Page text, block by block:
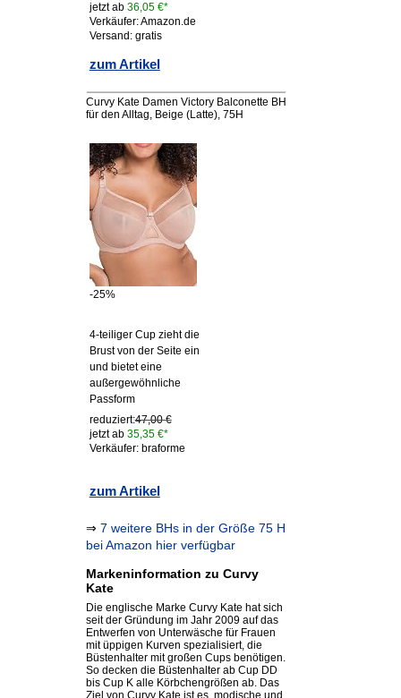
jetzt ab 36,05 €*
Verkäufer: Amazon.de
Versand: gratis
zum Artikel
Curvy Kate Damen Victory Balconette BH
für den Alltag, Beige (Latte), 75H
-25%
4-teiliger Cup zieht die
Brust von der Seite ein
und bietet eine
außergewöhnliche
Passform
reduziert:47,00 €
jetzt ab 35,35 €*
Verkäufer: braforme
zum Artikel
⇒ 7 weitere BHs in der Größe 75 H
bei Amazon hier verfügbar
Markeninformation zu Curvy
Kate
Die englische Marke Curvy Kate hat sich
seit der Gründung im Jahr 2009 auf das
Entwerfen von Unterwäsche für Frauen
mit üppigen Kurven spezialisiert, die
Büstenhalter mit großen Cups benötigen.
So decken die Büstenhalter ab Cup DD
bis Cup K alle Körbchengrößen ab. Das
Ziel von Curvy Kate ist es, modische und